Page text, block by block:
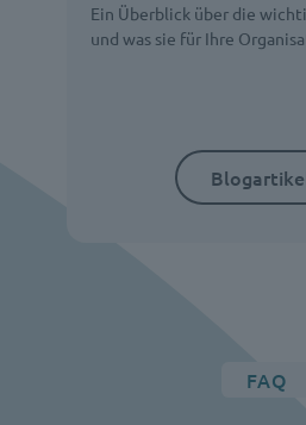
Ein Überblick über die
und was sie für Ihre
FAQ